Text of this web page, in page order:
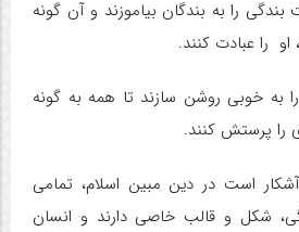
بندگی را به بندگان بیاموزند و آن گونه
را عبادت کنند.
به خوبی روشن سازند تا همه به گونه
پرستش کنند.
است در دین مبین اسلام، تمامی
شکل و قالب خاصی دارند و انسان